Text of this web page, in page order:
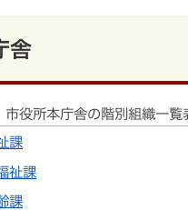
舎
市役所本庁舎の階別組織一覧
課
祉課
課